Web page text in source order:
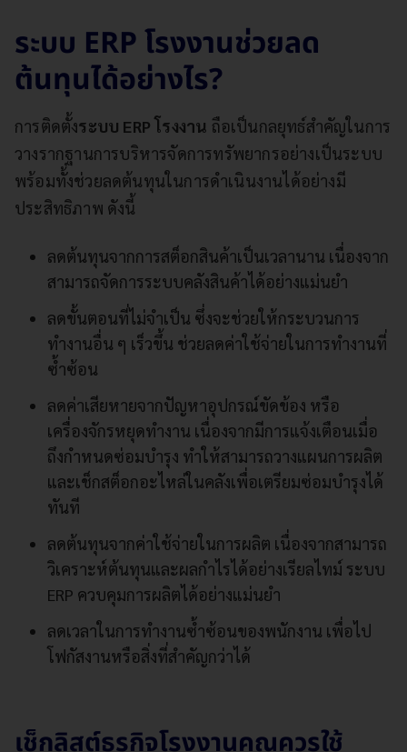
ระบบ ERPโรงงานช่วยลด
ต้นทุนได้อย่างไร?
การติดตั้งระบบ ERP โรงงาน ถือเป็นกลยุทธ์สำคัญในการ
วางรากฐานการบริหารจัดการทรัพยากรอย่างเป็นระบบ
พร้อมทั้งช่วยลดต้นทุนในการดำเนินงานได้อย่างมี
ประสิทธิภาพ ดังนี้
ลดต้นทุนจากการสต็อกสินค้าเป็นเวลานาน เนื่องจาก
สามารถจัดการระบบคลังสินค้าได้อย่างแม่นยำ
ลดขั้นตอนที่ไม่จำเป็น ซึ่งจะช่วยให้กระบวนการ
ทำงานอื่น ๆ เร็วขึ้น ช่วยลดค่าใช้จ่ายในการทำงานที่
ซ้ำซ้อน
ลดค่าเสียหายจากปัญหาอุปกรณ์ขัดข้อง หรือ
เครื่องจักรหยุดทำงาน เนื่องจากมีการแจ้งเตือนเมื่อ
ถึงกำหนดซ่อมบำรุง ทำให้สามารถวางแผนการผลิต
และเช็กสต็อกอะไหล่ในคลังเพื่อเตรียมซ่อมบำรุงได้
ทันที
ลดต้นทุนจากค่าใช้จ่ายในการผลิต เนื่องจากสามารถ
วิเคราะห์ต้นทุนและผลกำไรได้อย่างเรียลไทม์ ระบบ
ERP ควบคุมการผลิตได้อย่างแม่นยำ
ลดเวลาในการทำงานซ้ำซ้อนของพนักงาน เพื่อไป
โฟกัสงานหรือสิ่งที่สำคัญกว่าได้
เช็กลิสต์ธุรกิจโรงงานคุณควรใช้